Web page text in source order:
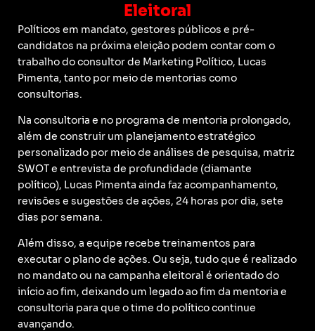
Eleitoral
Políticos em mandato, gestores públicos e pré-
candidatos na próxima eleição podem contar com o
trabalho do consultor de Marketing Político, Lucas
Pimenta, tanto por meio de mentorias como
consultorias.
Na consultoria e no programa de mentoria prolongado,
além de construir um planejamento estratégico
personalizado por meio de análises de pesquisa, matriz
SWOT e entrevista de profundidade (diamante
político), Lucas Pimenta ainda faz acompanhamento,
revisões e sugestões de ações, 24 horas por dia, sete
dias por semana.
Além disso, a equipe recebe treinamentos para
executar o plano de ações. Ou seja, tudo que é realizado
no mandato ou na campanha eleitoral é orientado do
início ao fim, deixando um legado ao fim da mentoria e
consultoria para que o time do político continue
avançando.